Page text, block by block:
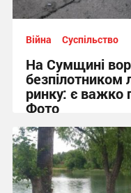
Війна Суспільство
На Сумщині
безпілотником
ринку: є важко
Фото
10:41 вчора